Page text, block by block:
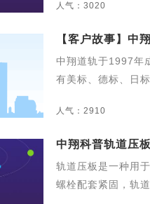
人气：3020
【客户故事】
中翔道轨于1997年
有美标、德标、日
人气：2910
中翔科普轨道压
轨道压板是一种用
螺栓配套紧固，轨